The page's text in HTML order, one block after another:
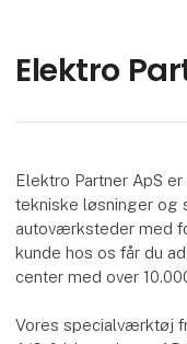
Elektro
Elektro Partner ApS
tekniske løsninger og
autoværksteder med
kunde hos os får du
center med over
Vores specialværktøj